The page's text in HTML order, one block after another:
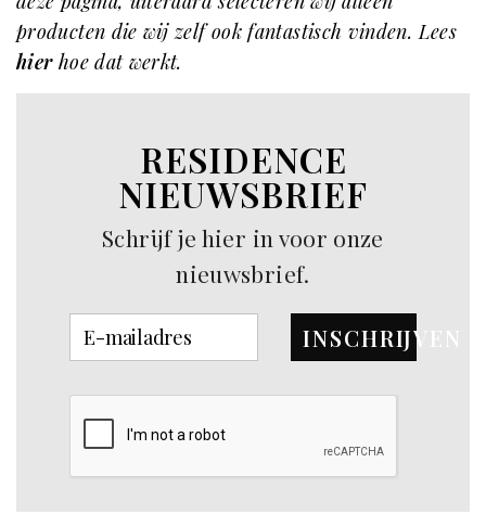
producten die wij zelf ook fantastisch vinden. Lees
hierhoe dat werkt.
RESIDENCE
NIEUWSBRIEF
Schrijf je hier in voor onze
nieuwsbrief.
INSCHRIJVEN